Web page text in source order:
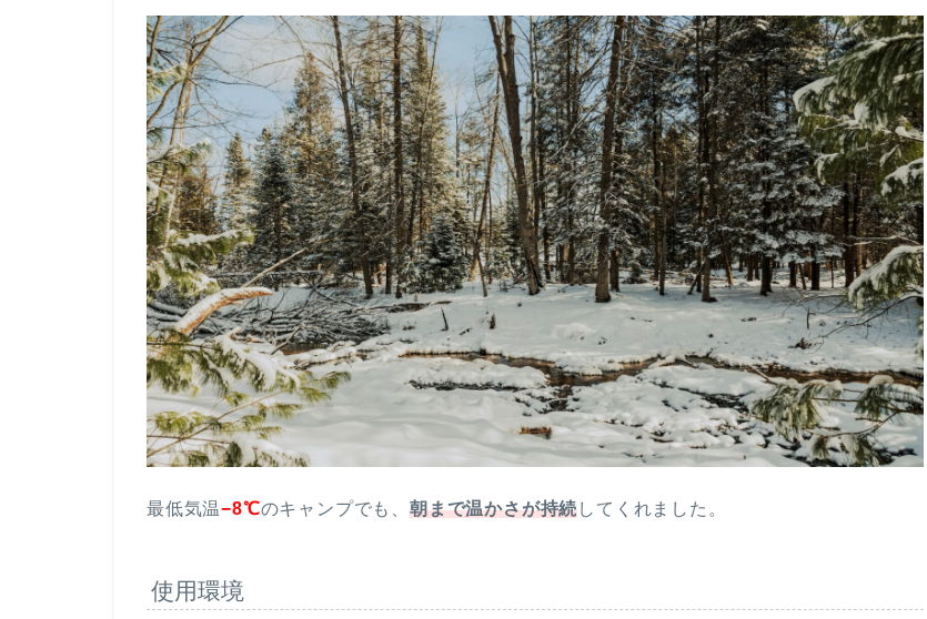
最低気温−8℃のキャンプでも、朝まで温かさが持続してくれました。
使用環境